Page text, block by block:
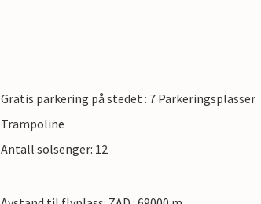
Gratis parkering på stedet : 7 Parkeringsplasser
Trampoline
Antall solsenger: 12